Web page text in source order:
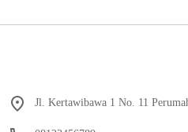
Jl. Kertawibawa 1 No. 11